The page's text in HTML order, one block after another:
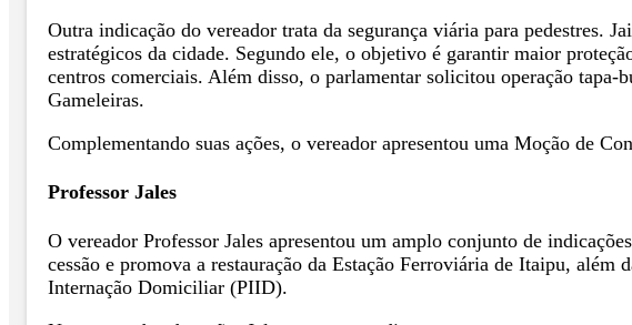
Outra indicação do vereador trata da segurança viária para pedestres.
estratégicos da cidade. Segundo ele, o objetivo é garantir maior
centros comerciais. Além disso, o parlamentar solicitou operação
Gameleiras.
Complementando suas ações, o vereador apresentou uma Moção de
Professor Jales
O vereador Professor Jales apresentou um amplo conjunto de
cessão e promova a restauração da Estação Ferroviária de Itaipu,
Internação Domiciliar (PIID).